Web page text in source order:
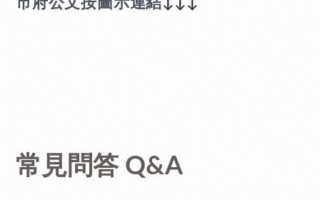
↓↓↓
常見問答 Q&A